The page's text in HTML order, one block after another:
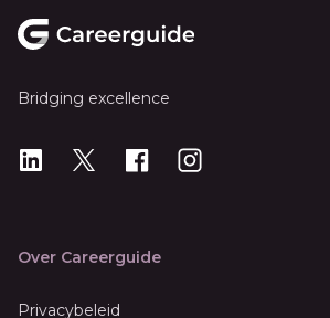
Bridging excellence
LinkedIn
X Instagram
Over Careerguide
Privacybeleid